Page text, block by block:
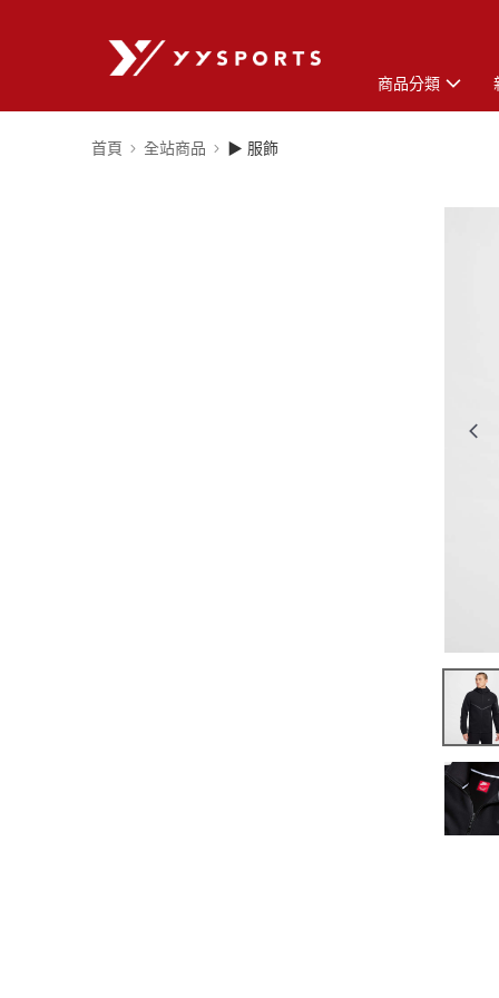
商品分類
首頁 全站商品 ▶ 服飾